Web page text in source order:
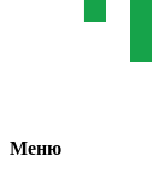
Меню